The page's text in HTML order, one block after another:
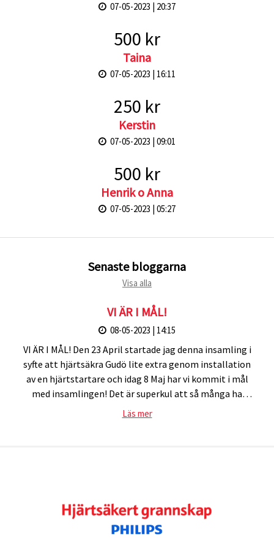
07-05-2023 | 20:37
500 kr
Taina
07-05-2023 | 16:11
250 kr
Kerstin
07-05-2023 | 09:01
500 kr
Henrik o Anna
07-05-2023 | 05:27
Senaste bloggarna
Visa alla
VI ÄR I MÅL!
08-05-2023 | 14:15
VI ÄR I MÅL! Den 23 April startade jag denna insamling i
syfte att hjärtsäkra Gudö lite extra genom installation
av en hjärtstartare och idag 8 Maj har vi kommit i mål
med insamlingen! Det är superkul att så många ha
engagerat sig i denna livsviktiga insamling.
anonyma så tänkte jag nämna er även här: 1. Björn
Palmqvist - Rörbåten Björn Palmqvist AB (4.675kr) 2.
Läs mer